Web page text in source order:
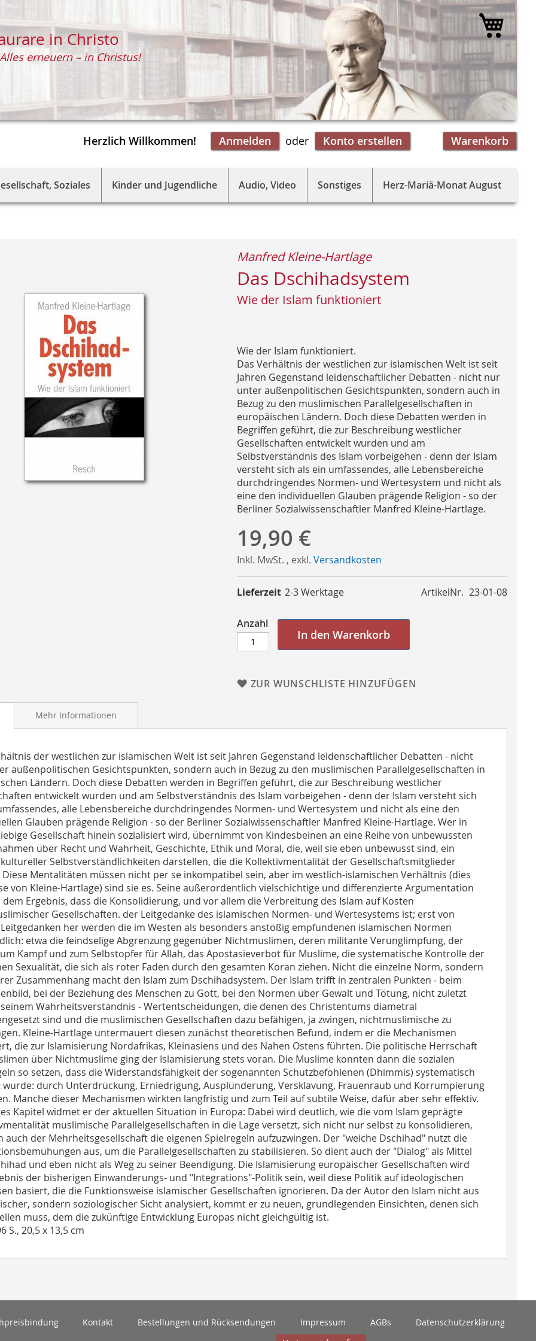
Herzlich Willkommen! Anmelden Warenkorb
Konto erstellen
in Christo
Alles erneuern – in Christus!
Mein
Soziales Kinder und Jugendliche Audio, Video Sonstiges Herz-Mariä-Monat August
Das Dschihadsystem
Wie der Islam funktioniert
Manfred Kleine-Hartlage
Wie der Islam funktioniert.
Das Verhältnis der westlichen zur islamischen Welt ist seit
Jahren Gegenstand leidenschaftlicher Debatten - nicht nur
unter außenpolitischen Gesichtspunkten, sondern auch in
Bezug zu den muslimischen Parallelgesellschaften in
europäischen Ländern. Doch diese Debatten werden in
Begriffen geführt, die zur Beschreibung westlicher
Gesellschaften entwickelt wurden und am
Selbstverständnis des Islam vorbeigehen - denn der Islam
versteht sich als ein umfassendes, alle Lebensbereiche
durchdringendes Normen- und Wertesystem und nicht als
eine den individuellen Glauben prägende Religion - so der
Berliner Sozialwissenschaftler Manfred Kleine-Hartlage.
19,90 €
Inkl. MwSt. , exkl. Versandkosten
ArtikelNr. 23-01-08
Lieferzeit 2-3 Werktage
Anzahl
In den Warenkorb
ZUR WUNSCHLISTE HINZUFÜGEN
der westlichen zur islamischen Welt ist seit Jahren Gegenstand leidenschaftlicher Debatten - nicht
außenpolitischen Gesichtspunkten, sondern auch in Bezug zu den muslimischen Parallelgesellschaften in
Ländern. Doch diese Debatten werden in Begriffen geführt, die zur Beschreibung westlicher
entwickelt wurden und am Selbstverständnis des Islam vorbeigehen - denn der Islam versteht sich
alle Lebensbereiche durchdringendes Normen- und Wertesystem und nicht als eine den
Glauben prägende Religion - so der Berliner Sozialwissenschaftler Manfred Kleine-Hartlage. Wer in
Gesellschaft hinein sozialisiert wird, übernimmt von Kindesbeinen an eine Reihe von unbewussten
über Recht und Wahrheit, Geschichte, Ethik und Moral, die, weil sie eben unbewusst sind, ein
Selbstverständlichkeiten darstellen, die die Kollektivmentalität der Gesellschaftsmitglieder
Diese Mentalitäten müssen nicht per se inkompatibel sein, aber im westlich-islamischen Verhältnis (dies
von Kleine-Hartlage) sind sie es. Seine außerordentlich vielschichtige und differenzierte Argumentation
Ergebnis, dass die Konsolidierung, und vor allem die Verbreitung des Islam auf Kosten
Gesellschaften. der Leitgedanke des islamischen Normen- und Wertesystems ist; erst von
her werden die im Westen als besonders anstößig empfundenen islamischen Normen
etwa die feindselige Abgrenzung gegenüber Nichtmuslimen, deren militante Verunglimpfung, der
Kampf und zum Selbstopfer für Allah, das Apostasieverbot für Muslime, die systematische Kontrolle der
Sexualität, die sich als roter Faden durch den gesamten Koran ziehen. Nicht die einzelne Norm, sondern
Zusammenhang macht den Islam zum Dschihadsystem. Der Islam trifft in zentralen Punkten - beim
bei der Beziehung des Menschen zu Gott, bei den Normen über Gewalt und Tötung, nicht zuletzt
Wahrheitsverständnis - Wertentscheidungen, die denen des Christentums diametral
sind und die muslimischen Gesellschaften dazu befähigen, ja zwingen, nichtmuslimische zu
Kleine-Hartlage untermauert diesen zunächst theoretischen Befund, indem er die Mechanismen
die zur Islamisierung Nordafrikas, Kleinasiens und des Nahen Ostens führten. Die politische Herrschaft
über Nichtmuslime ging der Islamisierung stets voran. Die Muslime konnten dann die sozialen
so setzen, dass die Widerstandsfähigkeit der sogenannten Schutzbefohlenen (Dhimmis) systematisch
wurde: durch Unterdrückung, Erniedrigung, Ausplünderung, Versklavung, Frauenraub und Korrumpierung
Manche dieser Mechanismen wirkten langfristig und zum Teil auf subtile Weise, dafür aber sehr effektiv.
Kapitel widmet er der aktuellen Situation in Europa: Dabei wird deutlich, wie die vom Islam geprägte
muslimische Parallelgesellschaften in die Lage versetzt, sich nicht nur selbst zu konsolidieren,
auch der Mehrheitsgesellschaft die eigenen Spielregeln aufzuzwingen. Der "weiche Dschihad" nutzt die
aus, um die Parallelgesellschaften zu stabilisieren. So dient auch der "Dialog" als Mittel
und eben nicht als Weg zu seiner Beendigung. Die Islamisierung europäischer Gesellschaften wird
der bisherigen Einwanderungs- und "Integrations"-Politik sein, weil diese Politik auf ideologischen
basiert, die die Funktionsweise islamischer Gesellschaften ignorieren. Da der Autor den Islam nicht aus
sondern soziologischer Sicht analysiert, kommt er zu neuen, grundlegenden Einsichten, denen sich
muss, dem die zukünftige Entwicklung Europas nicht gleichgültig ist.
S., 20,5 x 13,5 cm
Mehr Informationen
Kontakt Bestellungen und Rücksendungen Impressum AGBs
Datenschutzerklärung